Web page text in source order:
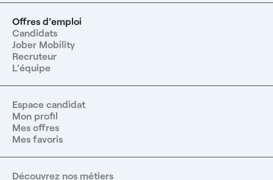
Offres d'emploi
Candidats
Jober Mobility
Recruteur
L'équipe
Espace candidat
Mon profil
Mes offres
Mes favoris
Découvrez nos métiers